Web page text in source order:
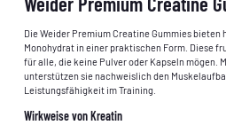
Die Weider Premium Creatine Gummies
Monohydrat in einer praktischen Form. Diese
für alle, die keine Pulver oder Kapseln mögen.
unterstützen sie nachweislich den
Leistungsfähigkeit im Training.
Wirkweise von Kreatin